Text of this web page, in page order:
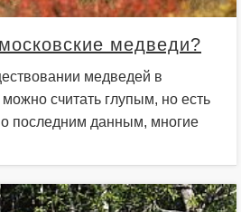
медведи?
медведей в
считать глупым, но есть
последним данным, многие